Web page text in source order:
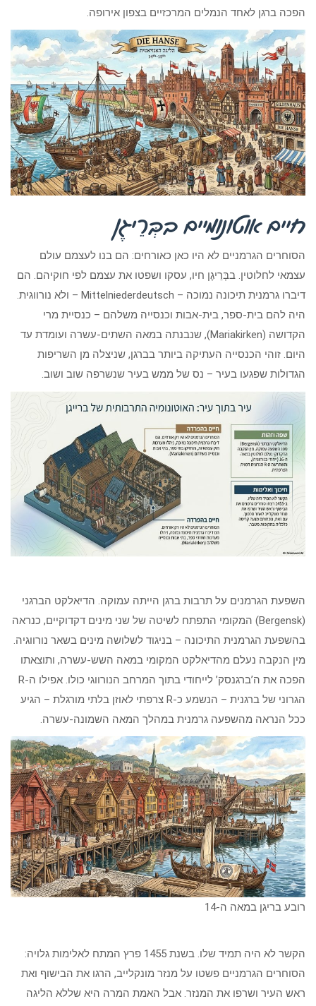
הפכה ברגן לאחד הנמלים המרכזיים בצפון אירופה.
חיים אוטונומיים בבְּרֵיגֶן
הסוחרים הגרמניים לא היו כאן כאורחים: הם בנו לעצמם עולם
עצמאי לחלוטין. בבְּרֵיגֶן חיו, עסקו ושפטו את עצמם לפי חוקיהם. הם
דיברו גרמנית תיכונה נמוכה – Mittelniederdeutsch – ולא נורווגית.
היה להם בית-ספר, בית-אבות וכנסייה משלהם – כנסיית מרי
הקדושה (Mariakirken), שנבנתה במאה השתים-עשרה ועומדת עד
היום. זוהי הכנסייה העתיקה ביותר בברגן, שניצלה מן השריפות
הגדולות שפגעו בעיר – נס של ממש בעיר שנשרפה שוב ושוב.
השפעת הגרמנים על תרבות ברגן הייתה עמוקה. הדיאלקט הברגני
(Bergensk) המקומי התפתח לשיטה של שני מינים דקדוקיים, כנראה
בהשפעת הגרמנית התיכונה – בניגוד לשלושה מינים בשאר נורווגיה.
מין הנקבה נעלם מהדיאלקט המקומי במאה השש-עשרה, ותוצאתו
הפכה את ה’ברגנסק’ לייחודי בתוך המרחב הנורווגי כולו. אפילו ה-R
הגרוני של ברגנית – הנשמע כ-R צרפתי לאוזן בלתי מורגלת – הגיע
ככל הנראה מהשפעה גרמנית במהלך המאה השמונה-עשרה.
רובע בריגן במאה ה-14
הקשר לא היה תמיד שלו. בשנת 1455 פרץ המתח לאלימות גלויה:
הסוחרים הגרמניים פשטו על מנזר מונקלייב, הרגו את הבישוף ואת
ראש העיר ושרפו את המנזר. אבל האמת המרה היא שללא הליגה